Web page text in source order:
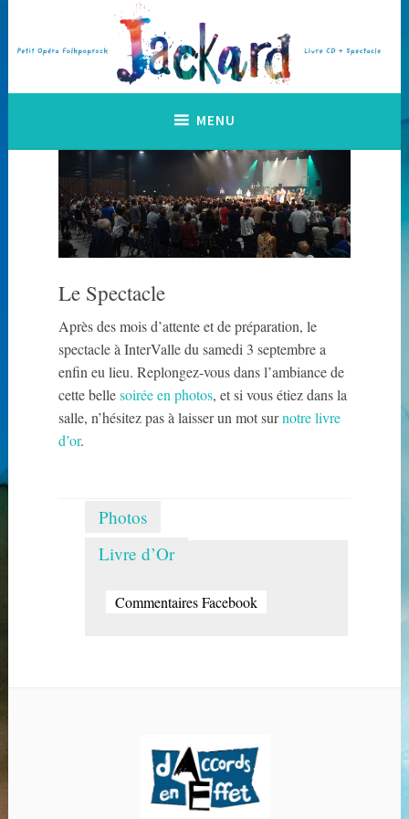
contenu
MENU
Le Spectacle
Après des mois d’attente et de préparation, le
spectacle à InterValle du samedi 3 septembre a
enfin eu lieu. Replongez-vous dans l’ambiance de
cette bellesoirée en photos, et si vous étiez dans la
salle, n’hésitez pas à laisser un mot surnotre livre
d’or.
Photos
Livre d’Or
Commentaires Facebook